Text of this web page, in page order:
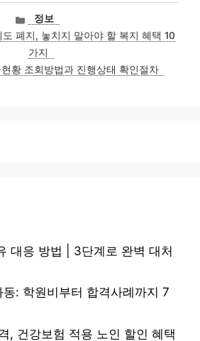
카
테
고
리
정보
폐지, 놓치지 말아야 할 복지 혜택 10
가지
황 조회방법과 진행상태 확인절차
대응 방법 | 3단계로 완벽 대처
: 학원비부터 합격사례까지 7
, 건강보험 적용 노인 할인 혜택